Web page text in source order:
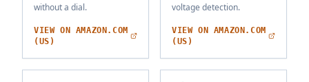
without a dial.
VIEW ON AMAZON.COM
(US)
voltage detection.
VIEW ON AMAZON.COM
(US)